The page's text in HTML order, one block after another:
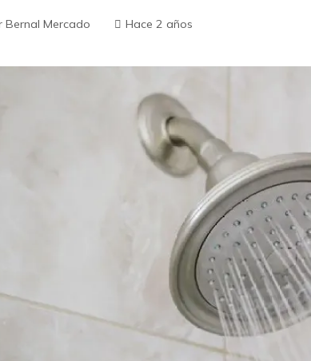
Bernal Mercado Hace 2 años